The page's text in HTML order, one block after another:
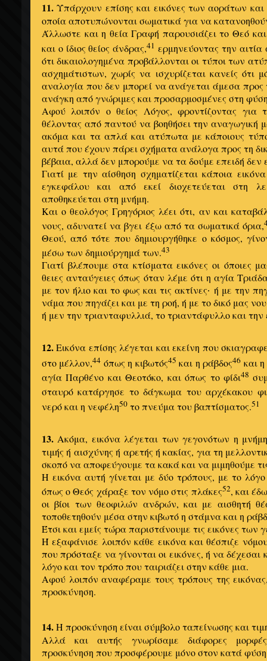
11. Υπάρχουν επίσης και εικόνες των αοράτων
οποία αποτυπώνονται σωματικά για να
Άλλωστε και η θεία Γραφή παρουσιάζει το Θεό
και ο ίδιος θείος άνδρας,41 ερμηνεύοντας την
ότι δικαιολογημένα προβάλλονται οι τύποι των
ασχημάτιστων, χωρίς να ισχυρίζεται κανείς ότι
αναλογία που δεν μπορεί να ανάγεται άμεσα προς
ανάγκη από γνώριμες και προσαρμοσμένες στη
Αφού λοιπόν ο θείος Λόγος, φροντίζοντας για
θέλοντας από παντού να βοηθήσει την αναγωγική
ακόμα και τα απλά και ατύπωτα με κάποιους
αυτά που έχουν πάρει σχήματα ανάλογα προς τη
βέβαια, αλλά δεν μπορούμε να τα δούμε επειδή δεν
Γιατί με την αίσθηση σχηματίζεται κάποια
εγκεφάλου και από εκεί διοχετεύεται στη
αποθηκεύεται στη μνήμη.
Και ο θεολόγος Γρηγόριος λέει ότι, αν και
νους, αδυνατεί να βγει έξω από τα σωματικά όρια,
Θεού, από τότε που δημιουργήθηκε ο κόσμος,
μέσω των δημιούργημά των.43
Γιατί βλέπουμε στα κτίσματα εικόνες οι όποιες
θειες ανταύγειες όπως όταν λέμε ότι η αγία
με τον ήλιο και το φως και τις ακτίνες· ή με την
νάμα που πηγάζει και με τη ροή, ή με το δικό μας
ή μεν την τριανταφυλλιά, το τριαντάφυλλο και την
12.Εικόνα επίσης λέγεται και εκείνη που
στο μέλλον,44 όπως η κιβωτός45 και η ράβδος46 και
αγία Παρθένο και Θεοτόκο, και όπως το φίδι48
σταυρό κατάργησε το δάγκωμα του αρχέκακου
νερό και η νεφέλη50 το πνεύμα του βαπτίσματος.51
13. Ακόμα, εικόνα λέγεται των γεγονότων η
τιμής ή αισχύνης ή αρετής ή κακίας, για τη
σκοπό να αποφεύγουμε τα κακά και να μιμηθούμε
Η εικόνα αυτή γίνεται με δύο τρόπους, με το
όπως ο Θεός χάραξε τον νόμο στις πλάκες52, και
οι βίοι των θεοφιλών ανδρών, και με αισθητή
τοποθετηθούν μέσα στην κιβωτό η στάμνα και η
Έτσι και εμείς τώρα παριστάνουμε τις εικόνες των
Ή εξαφάνισε λοιπόν κάθε εικόνα και θέσπιζε
που πρόσταξε να γίνονται οι εικόνες, ή να
λόγο και τον τρόπο που ταιριάζει στην κάθε μια.
Αφού λοιπόν αναφέραμε τους τρόπους της
προσκύνηση.
14.Η προσκύνηση είναι σύμβολο ταπείνωσης και
Αλλά και αυτής γνωρίσαμε διάφορες μορφές
προσκύνηση που προσφέρουμε μόνο στον κατά